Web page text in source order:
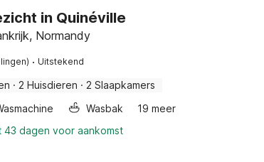
in Quinéville
Normandy
· Uitstekend
· 2 Huisdieren · 2 Slaapkamers
Wasbak
19 meer
43 dagen voor aankomst